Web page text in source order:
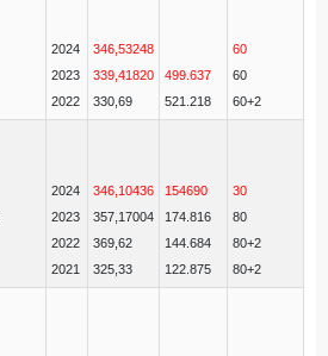
2024
2023
2022
346,53248
339,41820
330,69
499.637
521.218
60
60
60+2
2024
2023
2022
2021
346,10436
357,17004
369,62
325,33
154690
174.816
144.684
122.875
30
80
80+2
80+2